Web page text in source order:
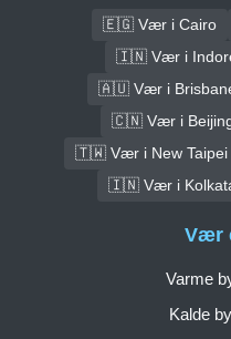
🇪🇬 Vær i Cairo
🇮🇳 Vær i
🇦🇺 Vær i
🇨🇳 Vær i
🇹🇼 Vær i New Taipei
🇮🇳 Vær i
Vær
Varme
Kalde